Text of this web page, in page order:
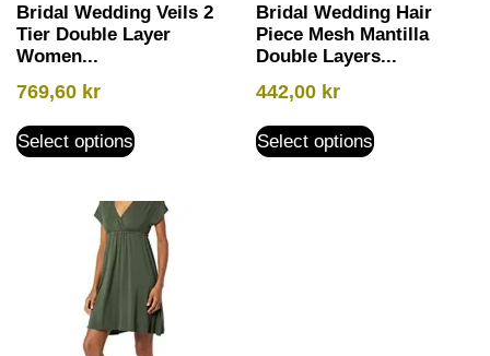
Bridal Wedding Veils 2
Tier Double Layer
Women...
769,60 kr
Select options
Bridal Wedding Hair
Piece Mesh Mantilla
Double Layers...
442,00 kr
Select options